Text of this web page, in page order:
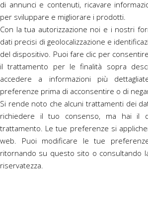
di annunci e contenuti, ricavare
per sviluppare e migliorare i prodotti.
Con la tua autorizzazione noi e i nostri
dati precisi di geolocalizzazione e
del dispositivo. Puoi fare clic per
il trattamento per le finalità sopra
accedere a informazioni più
preferenze prima di acconsentire o di
Si rende noto che alcuni trattamenti dei
richiedere il tuo consenso, ma hai il
trattamento. Le tue preferenze si
web. Puoi modificare le tue
ritornando su questo sito o consultando
riservatezza.